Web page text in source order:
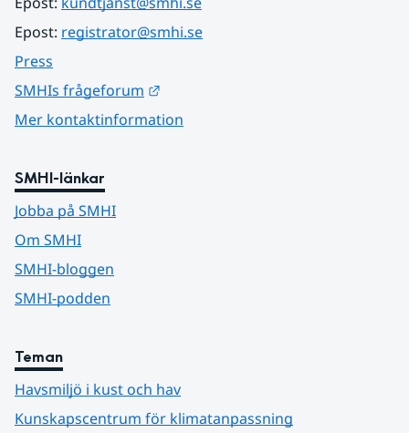
Epost: registrator@smhi.se
Press
SMHIs frågeforum
Mer kontaktinformation
SMHI-länkar
Jobba på SMHI
Om SMHI
SMHI-bloggen
SMHI-podden
Teman
Havsmiljö i kust och hav
Kunskapscentrum för klimatanpassning